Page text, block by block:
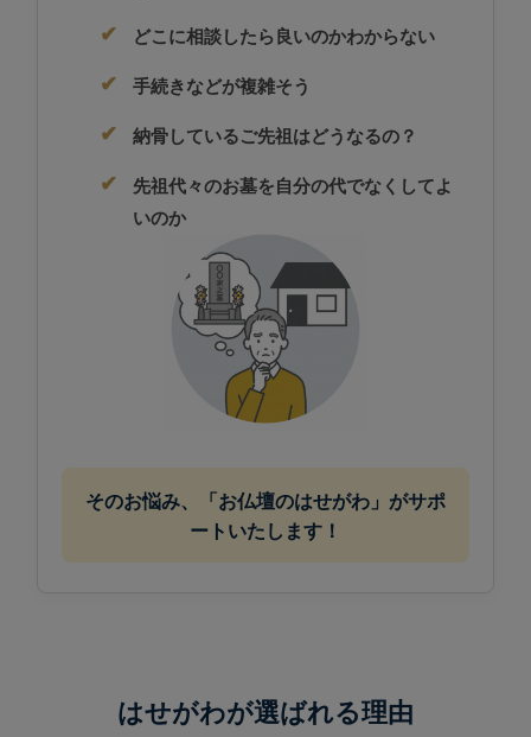
どこに相談したら良いのかわからない
手続きなどが複雑そう
納骨しているご先祖はどうなるの？
先祖代々のお墓を自分の代でなくしてよ
いのか
そのお悩み、「お仏壇のはせがわ」がサポ
ートいたします！
はせがわが選ばれる理由